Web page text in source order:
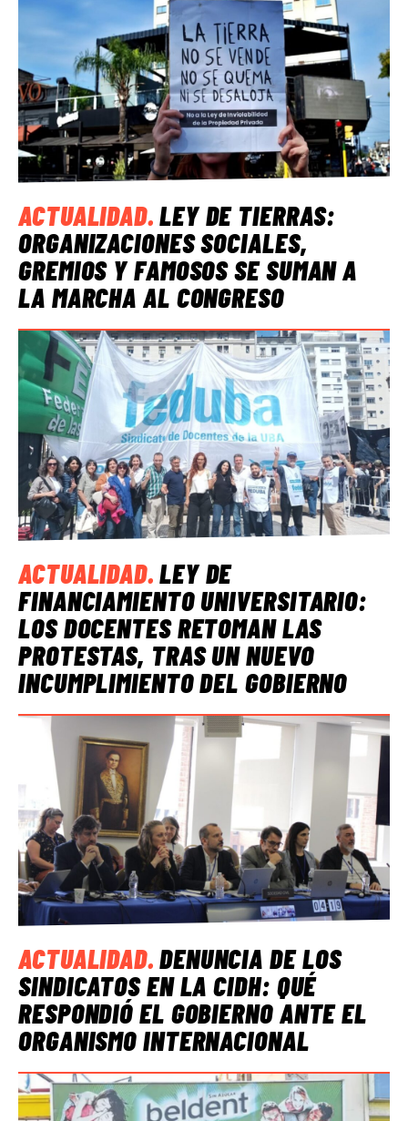
ACTUALIDAD.LEY DE TIERRAS:
ORGANIZACIONES SOCIALES,
GREMIOS Y FAMOSOS SE SUMAN A
LA MARCHA AL CONGRESO
ACTUALIDAD.LEY DE
FINANCIAMIENTO UNIVERSITARIO:
LOS DOCENTES RETOMAN LAS
PROTESTAS, TRAS UN NUEVO
INCUMPLIMIENTO DEL GOBIERNO
ACTUALIDAD.DENUNCIA DE LOS
SINDICATOS EN LA CIDH: QUÉ
RESPONDIÓ EL GOBIERNO ANTE EL
ORGANISMO INTERNACIONAL